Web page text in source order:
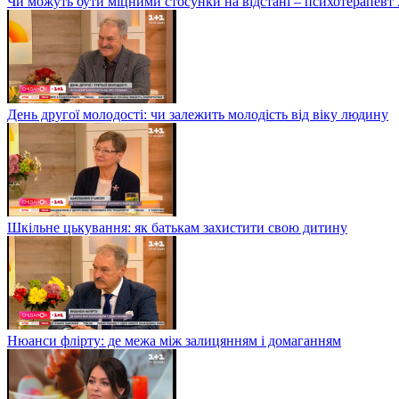
День другої молодості: чи залежить молодість від віку людину
Шкільне цькування: як батькам захистити свою дитину
Нюанси флірту: де межа між залицянням і домаганням